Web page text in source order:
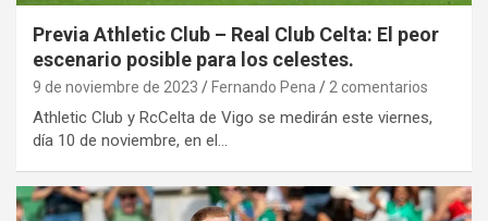
Previa Athletic Club – Real Club Celta: El peor
escenario posible para los celestes.
9 de noviembre de 2023 Fernando Pena 2 comentarios
Athletic Club y RcCelta de Vigo se medirán este viernes,
día 10 de noviembre, en el…